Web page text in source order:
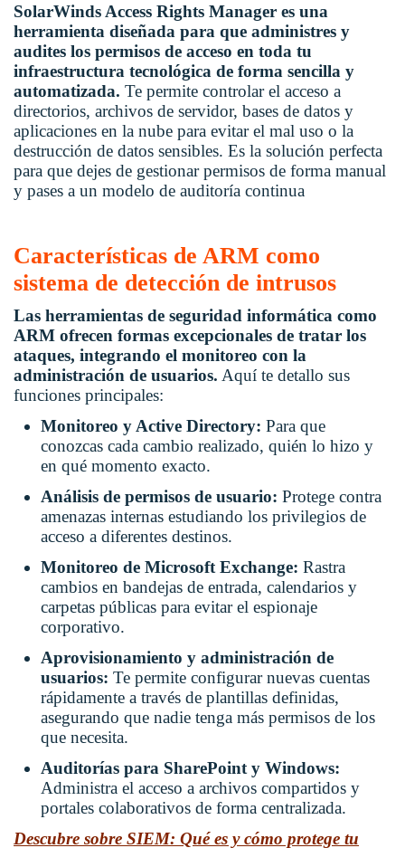
SolarWinds Access Rights Manager es una
herramienta diseñada para que administres y
audites los permisos de acceso en toda tu
infraestructura tecnológica de forma sencilla y
automatizada. Te permite controlar el acceso a
directorios, archivos de servidor, bases de datos y
aplicaciones en la nube para evitar el mal uso o la
destrucción de datos sensibles. Es la solución perfecta
para que dejes de gestionar permisos de forma manual
y pases a un modelo de auditoría continua
Características de ARM como
sistema de detección de intrusos
Las herramientas de seguridad informática como
ARM ofrecen formas excepcionales de tratar los
ataques, integrando el monitoreo con la
administración de usuarios. Aquí te detallo sus
funciones principales:
Monitoreo y Active Directory: Para que
conozcas cada cambio realizado, quién lo hizo y
en qué momento exacto.
Análisis de permisos de usuario: Protege contra
amenazas internas estudiando los privilegios de
acceso a diferentes destinos.
Monitoreo de Microsoft Exchange: Rastra
cambios en bandejas de entrada, calendarios y
carpetas públicas para evitar el espionaje
corporativo.
Aprovisionamiento y administración de
usuarios: Te permite configurar nuevas cuentas
rápidamente a través de plantillas definidas,
asegurando que nadie tenga más permisos de los
que necesita.
Auditorías para SharePoint y Windows:
Administra el acceso a archivos compartidos y
portales colaborativos de forma centralizada.
Descubre sobre SIEM: Qué es y cómo protege tu